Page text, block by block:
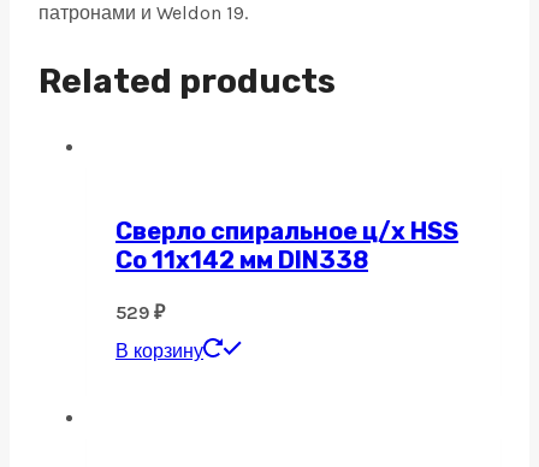
патронами и Weldon 19.
Related products
Сверло спиральное ц/х HSS
Co 11х142 мм DIN338
529 ₽
В корзину